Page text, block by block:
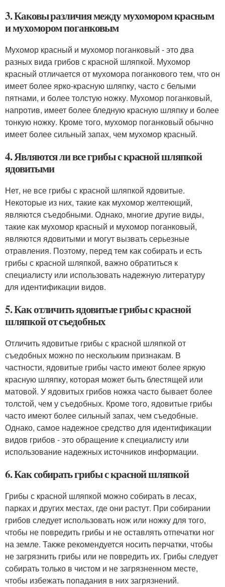
3. Каковы различия между мухомором красным
и мухомором поганковым
Мухомор красный и мухомор поганковый - это два
разных вида грибов с красной шляпкой. Мухомор
красный отличается от мухомора поганкового тем, что он
имеет более ярко-красную шляпку, часто с белыми
пятнами, и более толстую ножку. Мухомор поганковый,
напротив, имеет более бледную красную шляпку и более
тонкую ножку. Кроме того, мухомор поганковый обычно
имеет более сильный запах, чем мухомор красный.
4. Являются ли все грибы с красной шляпкой
ядовитыми
Нет, не все грибы с красной шляпкой ядовитые.
Некоторые из них, такие как мухомор желтеющий,
являются съедобными. Однако, многие другие виды,
такие как мухомор красный и мухомор поганковый,
являются ядовитыми и могут вызвать серьезные
отравления. Поэтому, перед тем как собирать и есть
грибы с красной шляпкой, важно обратиться к
специалисту или использовать надежную литературу
для идентификации видов.
5. Как отличить ядовитые грибы с красной
шляпкой от съедобных
Отличить ядовитые грибы с красной шляпкой от
съедобных можно по нескольким признакам. В
частности, ядовитые грибы часто имеют более яркую
красную шляпку, которая может быть блестящей или
матовой. У ядовитых грибов ножка часто бывает более
толстой, чем у съедобных. Кроме того, ядовитые грибы
часто имеют более сильный запах, чем съедобные.
Однако, самое надежное средство для идентификации
видов грибов - это обращение к специалисту или
использование надежных источников информации.
6. Как собирать грибы с красной шляпкой
Грибы с красной шляпкой можно собирать в лесах,
парках и других местах, где они растут. При собирании
грибов следует использовать нож или ножку для того,
чтобы не повредить грибы и не оставлять отпечатки ног
на земле. Также рекомендуется носить перчатки, чтобы
не загрязнить грибы или не повредить их. Грибы следует
собирать только в чистом и не загрязненном месте,
чтобы избежать попадания в них загрязнений.